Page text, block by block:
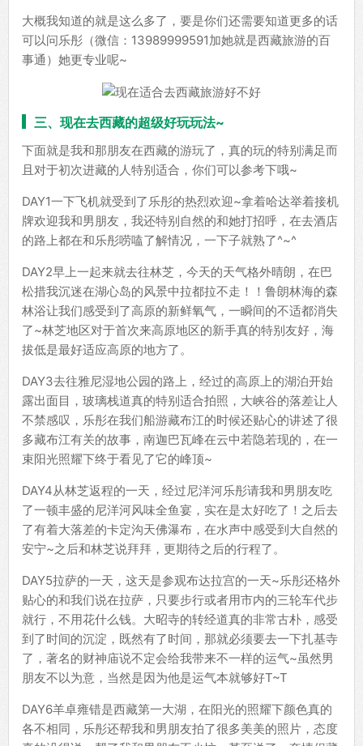
大概我知道的就是这么多了，要是你们还需要知道更多的话
可以问乐彤（微信：13989999591加她就是西藏旅游的百
事通）她更专业呢~
三、现在去西藏的超级好玩玩法~
下面就是我和那朋友在西藏的游玩了，真的玩的特别满足而
且对于初次进藏的人特别适合，你们可以参考下哦~
DAY1一下飞机就受到了乐彤的热烈欢迎~拿着哈达举着接机
牌欢迎我和男朋友，我还特别自然的和她打招呼，在去酒店
的路上都在和乐彤唠嗑了解情况，一下子就熟了^~^
DAY2早上一起来就去往林芝，今天的天气格外晴朗，在巴
松措我沉迷在湖心岛的风景中拉都拉不走！！鲁朗林海的森
林浴让我们感受到了高原的新鲜氧气，一瞬间的不适都消失
了~林芝地区对于首次来高原地区的新手真的特别友好，海
拔低是最好适应高原的地方了。
DAY3去往雅尼湿地公园的路上，经过的高原上的湖泊开始
露出面目，玻璃栈道真的特别适合拍照，大峡谷的落差让人
不禁感叹，乐彤在我们船游藏布江的时候还贴心的讲述了很
多藏布江有关的故事，南迦巴瓦峰在云中若隐若现的，在一
束阳光照耀下终于看见了它的峰顶~
DAY4从林芝返程的一天，经过尼洋河乐彤请我和男朋友吃
了一顿丰盛的尼洋河风味全鱼宴，实在是太好吃了！之后去
了有着大落差的卡定沟天佛瀑布，在水声中感受到大自然的
安宁~之后和林芝说拜拜，更期待之后的行程了。
DAY5拉萨的一天，这天是参观布达拉宫的一天~乐彤还格外
贴心的和我们说在拉萨，只要步行或者用市内的三轮车代步
就行，不用花什么钱。大昭寺的转经道真的非常古朴，感受
到了时间的沉淀，既然有了时间，那就必须要去一下扎基寺
了，著名的财神庙说不定会给我带来不一样的运气~虽然男
朋友不以为意，当然是因为他是运气本就够好T~T
DAY6羊卓雍错是西藏第一大湖，在阳光的照耀下颜色真的
各不相同，乐彤还帮我和男朋友拍了很多美美的照片，态度